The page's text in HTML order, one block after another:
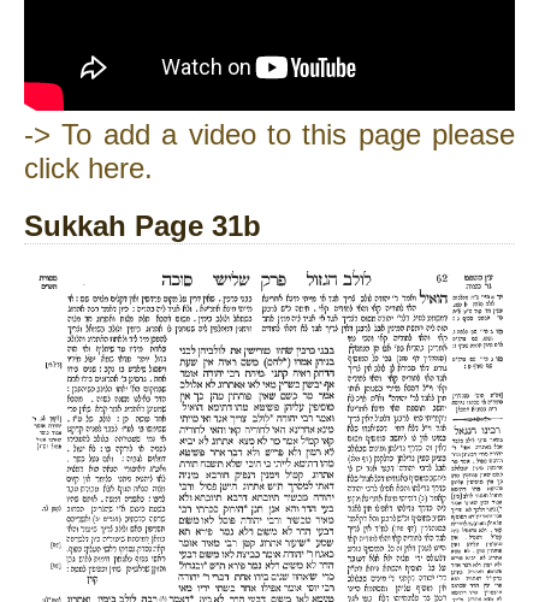
-> To add a video to this page please
click here.
Sukkah Page 31b